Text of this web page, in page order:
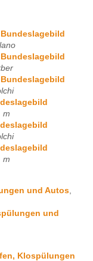
m
m
und Autos
und
Klospülungen